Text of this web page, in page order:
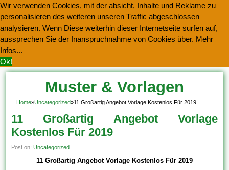
Wir verwenden Cookies, mit der absicht, Inhalte und Reklame zu
personalisieren des weiteren unseren Traffic abgeschlossen
analysieren. Wenn Diese weiterhin dieser Internetseite surfen auf,
aussprechen Sie der Inanspruchnahme von Cookies über. Mehr
Infos...
Ok!
Muster & Vorlagen
Kostenlos Herunterladen
Home»Uncategorized»11 Großartig Angebot Vorlage Kostenlos Für 2019
11 Großartig Angebot Vorlage
Kostenlos Für 2019
Post on:Uncategorized
11 Großartig Angebot Vorlage Kostenlos Für 2019